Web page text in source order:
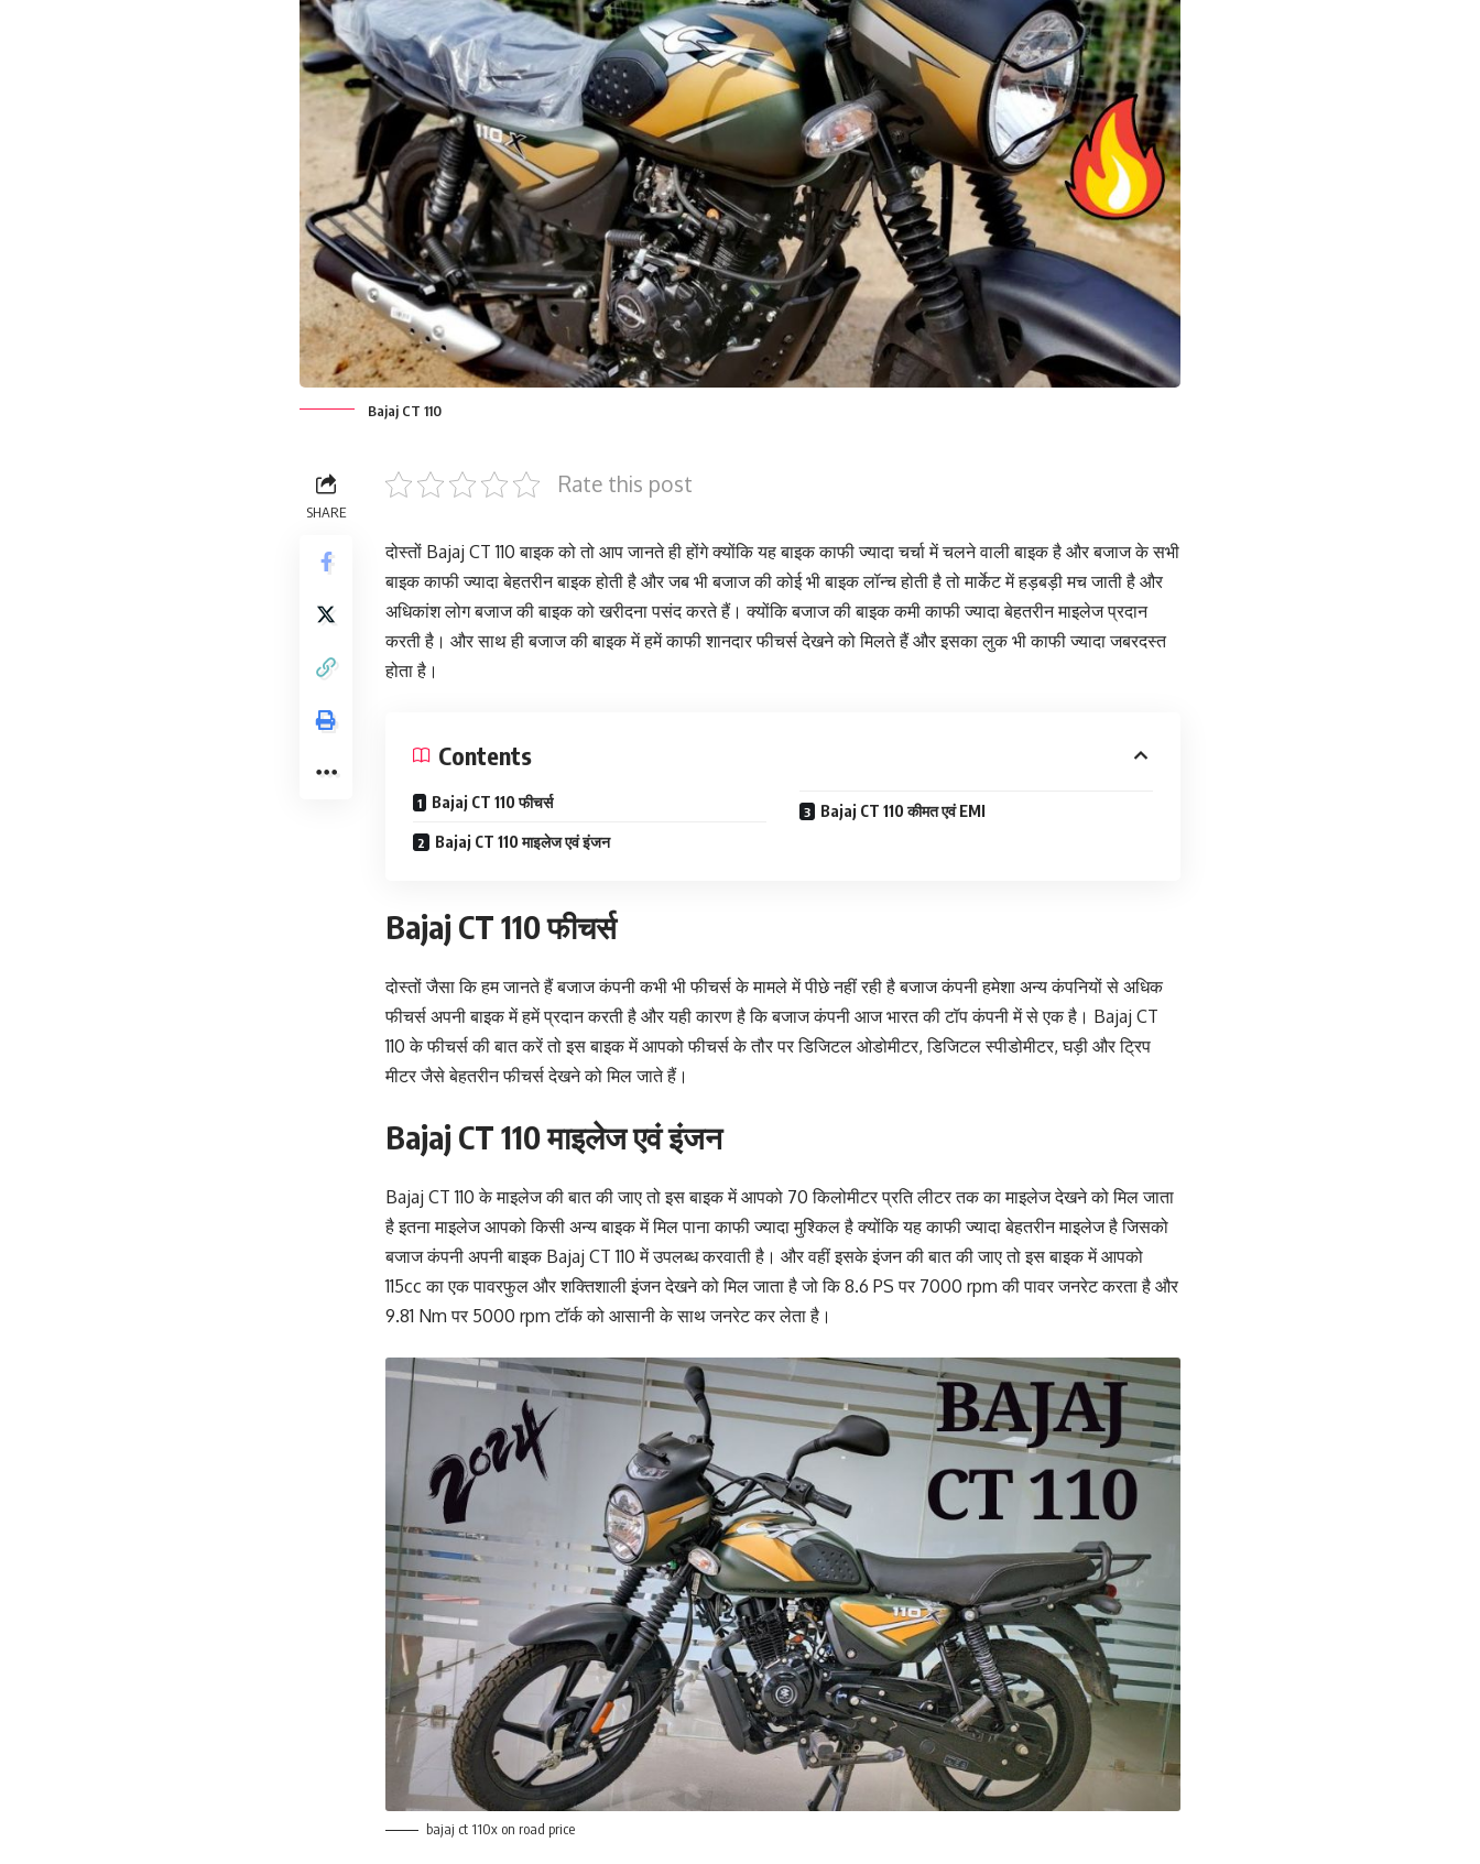
Bajaj CT 110
SHARE
Rate this post
दोस्तों Bajaj CT 110 बाइक को तो आप जानते ही होंगे क्योंकि यह बाइक काफी ज्यादा चर्चा में चलने वाली बाइक है और बजाज के सभी
बाइक काफी ज्यादा बेहतरीन बाइक होती है और जब भी बजाज की कोई भी बाइक लॉन्च होती है तो मार्केट में हड़बड़ी मच जाती है और
अधिकांश लोग बजाज की बाइक को खरीदना पसंद करते हैं। क्योंकि बजाज की बाइक कमी काफी ज्यादा बेहतरीन माइलेज प्रदान
करती है। और साथ ही बजाज की बाइक में हमें काफी शानदार फीचर्स देखने को मिलते हैं और इसका लुक भी काफी ज्यादा जबरदस्त
होता है।
Contents
Bajaj CT 110 फीचर्स
Bajaj CT 110 माइलेज एवं इंजन
Bajaj CT 110 कीमत एवं EMI
Bajaj CT 110 फीचर्स
दोस्तों जैसा कि हम जानते हैं बजाज कंपनी कभी भी फीचर्स के मामले में पीछे नहीं रही है बजाज कंपनी हमेशा अन्य कंपनियों से अधिक
फीचर्स अपनी बाइक में हमें प्रदान करती है और यही कारण है कि बजाज कंपनी आज भारत की टॉप कंपनी में से एक है। Bajaj CT
110 के फीचर्स की बात करें तो इस बाइक में आपको फीचर्स के तौर पर डिजिटल ओडोमीटर, डिजिटल स्पीडोमीटर, घड़ी और ट्रिप
मीटर जैसे बेहतरीन फीचर्स देखने को मिल जाते हैं।
Bajaj CT 110 माइलेज एवं इंजन
Bajaj CT 110 के माइलेज की बात की जाए तो इस बाइक में आपको 70 किलोमीटर प्रति लीटर तक का माइलेज देखने को मिल जाता
है इतना माइलेज आपको किसी अन्य बाइक में मिल पाना काफी ज्यादा मुश्किल है क्योंकि यह काफी ज्यादा बेहतरीन माइलेज है जिसको
बजाज कंपनी अपनी बाइक Bajaj CT 110 में उपलब्ध करवाती है। और वहीं इसके इंजन की बात की जाए तो इस बाइक में आपको
115cc का एक पावरफुल और शक्तिशाली इंजन देखने को मिल जाता है जो कि 8.6 PS पर 7000 rpm की पावर जनरेट करता है और
9.81 Nm पर 5000 rpm टॉर्क को आसानी के साथ जनरेट कर लेता है।
bajaj ct 110x on road price